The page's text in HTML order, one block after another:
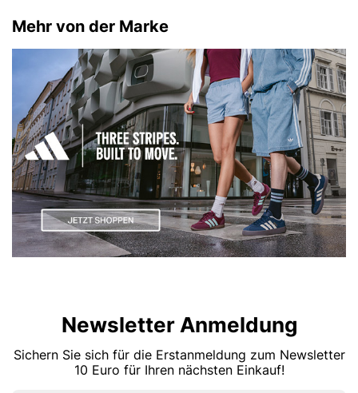
Mehr von der Marke
Newsletter Anmeldung
Sichern Sie sich für die Erstanmeldung zum Newsletter
10 Euro für Ihren nächsten Einkauf!